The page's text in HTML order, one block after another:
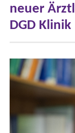
neuer
DGD